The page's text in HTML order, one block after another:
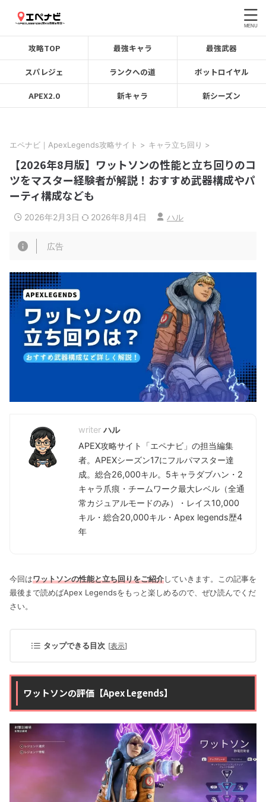
攻略TOP 最強キャラ 最強武器
スパレジェ ランクへの道 ボットロイヤル
APEX2.0 新キャラ 新シーズン
エペナビ｜ApexLegends攻略サイト > キャラ立ち回り >
【2026年8月版】ワットソンの性能と立ち回りのコ
ツをマスター経験者が解説！おすすめ武器構成やパ
ーティ構成なども
2026年2月3日 2026年8月4日 ハル
広告
ハル
APEX攻略サイト「エペナビ」の担当編集
者。APEXシーズン17にフルパマスター達
成。総合26,000キル。5キャラダブハン・2
キャラ爪痕・チームワーク最大レベル（全通
常カジュアルモードのみ）・レイス10,000
キル・総合20,000キル・Apex legends歴4
年
今回はワットソンの性能と立ち回りをご紹介していきます。この記事を
最後まで読めばApex Legendsをもっと楽しめるので、ぜひ読んでくだ
さい。
タップできる目次 [表示]
ワットソンの評価【Apex Legends】